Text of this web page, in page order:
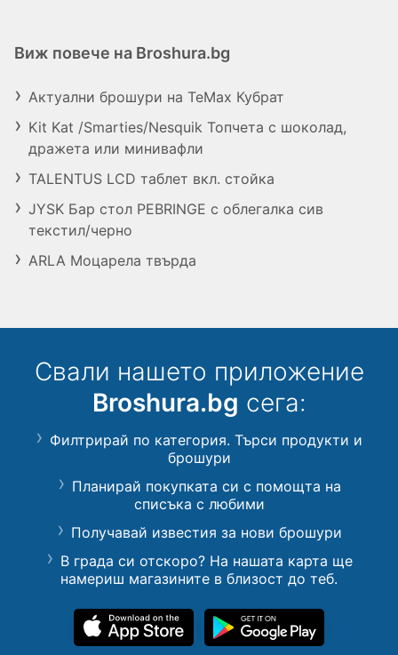
Виж повече на Broshura.bg
Актуални брошури на TeMax Кубрат
Kit Kat /Smarties/Nesquik Топчета с шоколад,
дражета или минивафли
TALENTUS LCD таблет вкл. стойка
JYSK Бар стол PEBRINGE с облегалка сив
текстил/черно
ARLA Моцарела твърда
Свали нашето приложение
Broshura.bg сега:
Филтрирай по категория. Търси продукти и
брошури
Планирай покупката си с помощта на
списъка с любими
Получавай известия за нови брошури
В града си отскоро? На нашата карта ще
намериш магазините в близост до теб.